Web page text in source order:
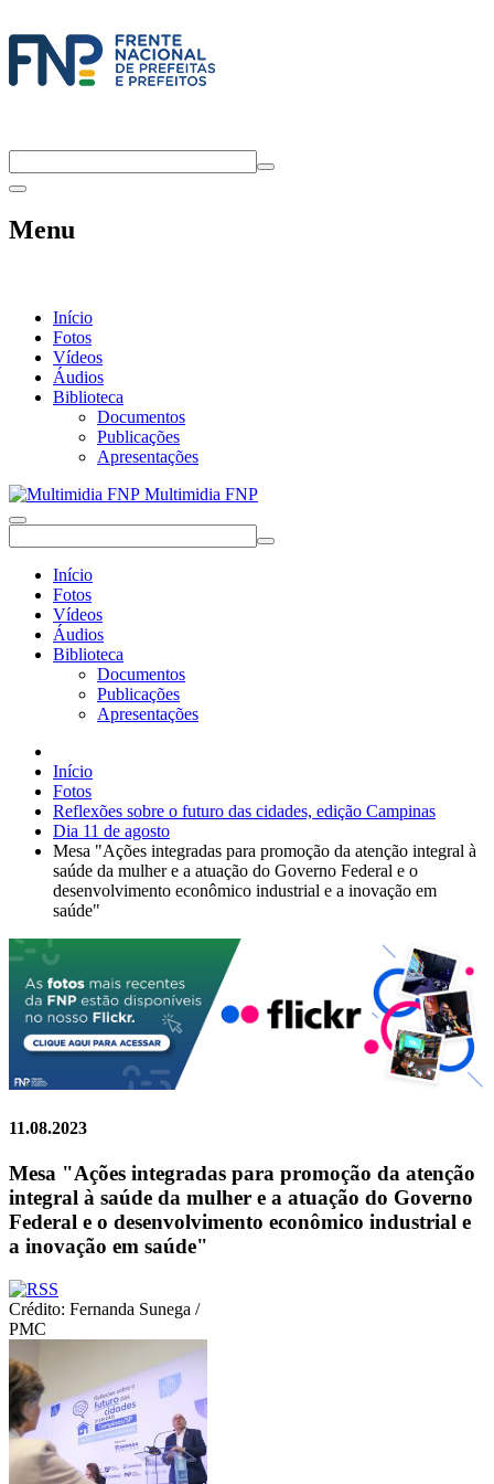
Menu
Início
Fotos
Vídeos
Áudios
Biblioteca
Documentos
Publicações
Apresentações
Multimidia FNP
Início
Fotos
Vídeos
Áudios
Biblioteca
Documentos
Publicações
Apresentações
Início
Fotos
Reflexões sobre o futuro das cidades, edição Campinas
Dia 11 de agosto
Mesa "Ações integradas para promoção da atenção integral à
saúde da mulher e a atuação do Governo Federal e o
desenvolvimento econômico industrial e a inovação em
saúde"
11.08.2023
Mesa "Ações integradas para promoção da atenção
integral à saúde da mulher e a atuação do Governo
Federal e o desenvolvimento econômico industrial e
a inovação em saúde"
Crédito: Fernanda Sunega /
PMC